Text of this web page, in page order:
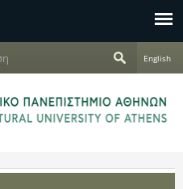
ζ
ή
τ
η
English